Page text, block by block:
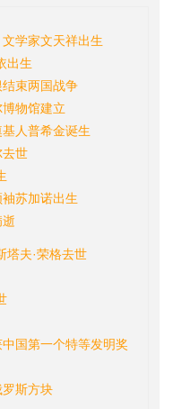
学家文天祥出生
出生
束两国战争
物馆建立
人普希金诞生
去世
苏加诺出生
塔夫·荣格去世
国第一个特等发明奖
斯方块